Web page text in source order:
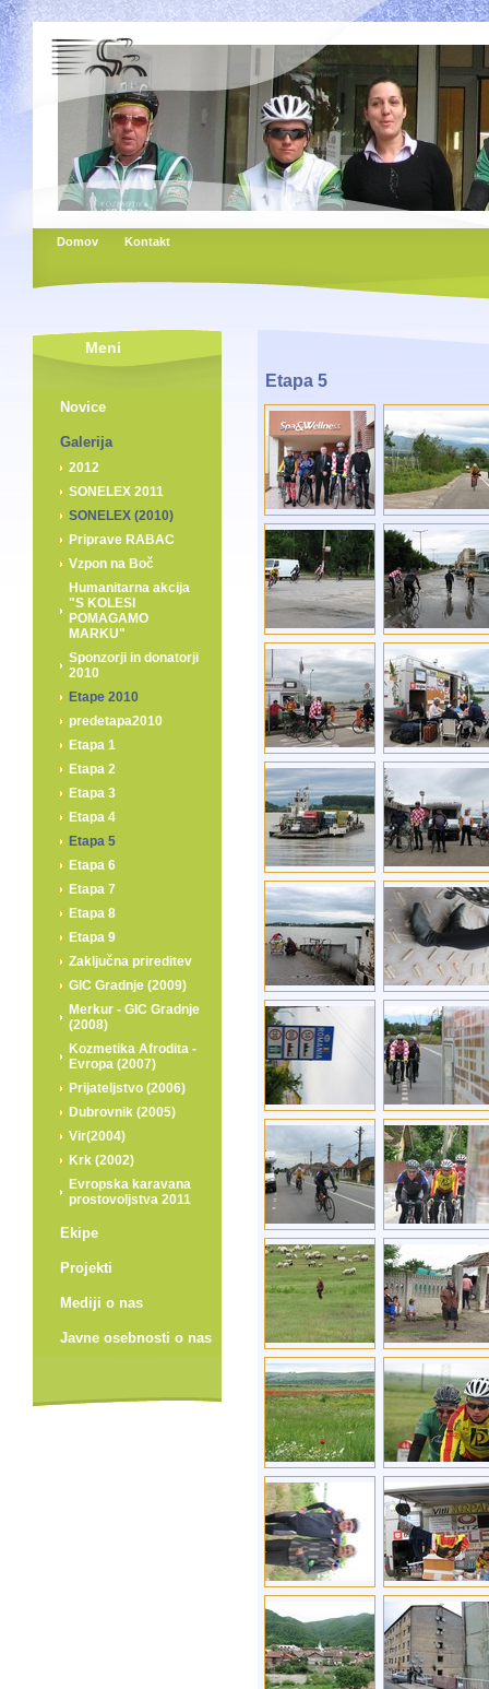
Domov Kontakt
Meni
Novice
Galerija
2012
SONELEX 2011
SONELEX (2010)
Priprave RABAC
Vzpon na Boč
Humanitarna akcija
"S KOLESI
POMAGAMO
MARKU"
Sponzorji in donatorji
2010
Etape 2010
predetapa2010
Etapa 1
Etapa 2
Etapa 3
Etapa 4
Etapa 5
Etapa 6
Etapa 7
Etapa 8
Etapa 9
Zaključna prireditev
GIC Gradnje (2009)
Merkur - GIC Gradnje
(2008)
Kozmetika Afrodita -
Evropa (2007)
Prijateljstvo (2006)
Dubrovnik (2005)
Vir(2004)
Krk (2002)
Evropska karavana
prostovoljstva 2011
Ekipe
Projekti
Mediji o nas
Javne osebnosti o nas
Etapa 5